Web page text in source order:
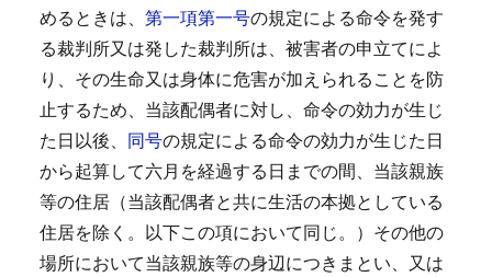
めるときは、 第一項第一号の規定による命令を発す
る裁判所又は発した裁判所は、被害者の申立てによ
り、その生命又は身体に危害が加えられることを防
止するため、当該配偶者に対し、命令の効力が生じ
た日以後、 同号の規定による命令の効力が生じた日
から起算して六月を経過する日までの間、当該親族
等の住居（当該配偶者と共に生活の本拠としている
住居を除く。以下この項において同じ。）その他の
場所において当該親族等の身辺につきまとい、又は